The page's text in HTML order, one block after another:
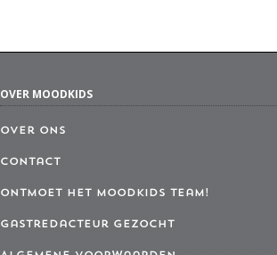
OVER MOODKIDS
Over ons
Contact
Ontmoet het MoodKids Team!
Gastredacteur gezocht